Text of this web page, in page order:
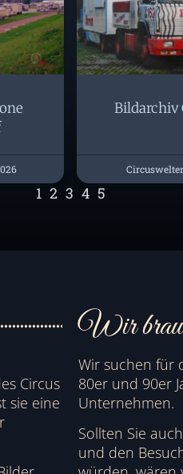
Bildarchiv
1 2 3 4 5
Circus
sie eine
Wir
Wir suchen für
80er und 90er
Unternehmen.
Sollten Sie
und den